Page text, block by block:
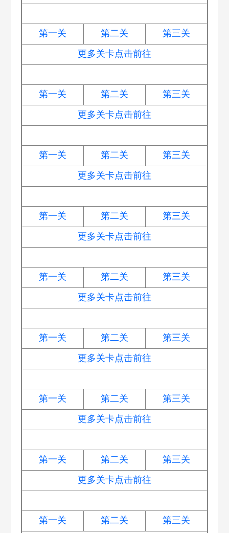
第一关
第二关
第三关
更多关卡点击前往
第一关
第二关
第三关
更多关卡点击前往
第一关
第二关
第三关
更多关卡点击前往
第一关
第二关
第三关
更多关卡点击前往
第一关
第二关
第三关
更多关卡点击前往
第一关
第二关
第三关
更多关卡点击前往
第一关
第二关
第三关
更多关卡点击前往
第一关
第二关
第三关
更多关卡点击前往
第一关
第二关 第三关